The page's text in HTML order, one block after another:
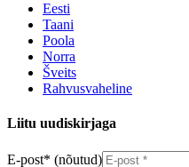
Eesti
Taani
Poola
Norra
Šveits
Rahvusvaheline
Liitu uudiskirjaga
E-post* (nõutud)